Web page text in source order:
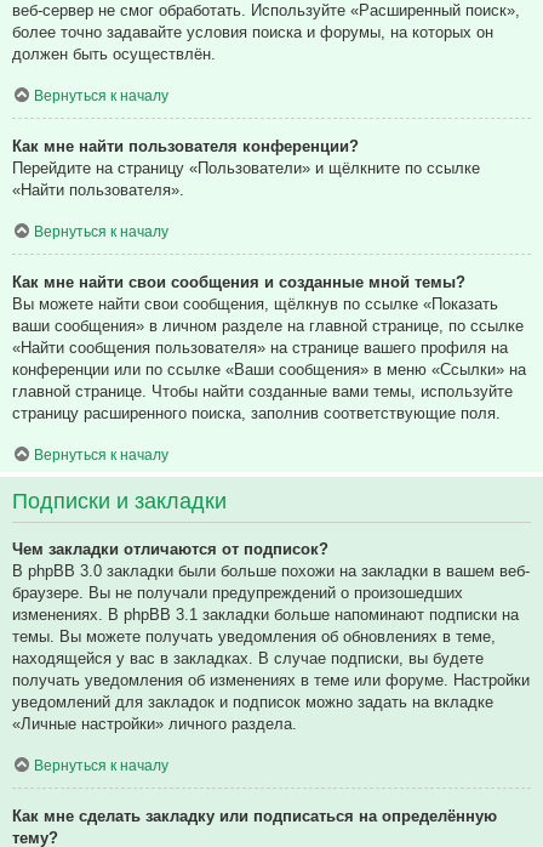
веб-сервер не смог обработать. Используйте «Расширенный поиск»,
более точно задавайте условия поиска и форумы, на которых он
должен быть осуществлён.
Вернуться к началу
Как мне найти пользователя конференции?
Перейдите на страницу «Пользователи» и щёлкните по ссылке
«Найти пользователя».
Вернуться к началу
Как мне найти свои сообщения и созданные мной темы?
Вы можете найти свои сообщения, щёлкнув по ссылке «Показать
ваши сообщения» в личном разделе на главной странице, по ссылке
«Найти сообщения пользователя» на странице вашего профиля на
конференции или по ссылке «Ваши сообщения» в меню «Ссылки» на
главной странице. Чтобы найти созданные вами темы, используйте
страницу расширенного поиска, заполнив соответствующие поля.
Вернуться к началу
Подписки и закладки
Чем закладки отличаются от подписок?
В phpBB 3.0 закладки были больше похожи на закладки в вашем веб-
браузере. Вы не получали предупреждений о произошедших
изменениях. В phpBB 3.1 закладки больше напоминают подписки на
темы. Вы можете получать уведомления об обновлениях в теме,
находящейся у вас в закладках. В случае подписки, вы будете
получать уведомления об изменениях в теме или форуме. Настройки
уведомлений для закладок и подписок можно задать на вкладке
«Личные настройки» личного раздела.
Вернуться к началу
Как мне сделать закладку или подписаться на определённую
тему?